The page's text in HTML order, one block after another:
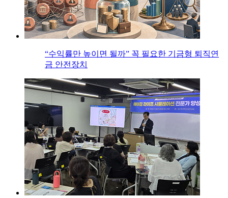
“수익률만 높이면 될까” 꼭 필요한 기금형 퇴직연
금 안전장치